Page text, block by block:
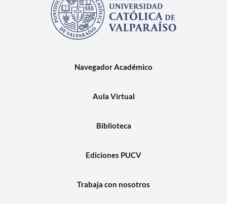
Navegador Académico
Aula Virtual
Biblioteca
Ediciones PUCV
Trabaja con nosotros